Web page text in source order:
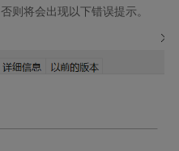
则将会出现以下错误提示。